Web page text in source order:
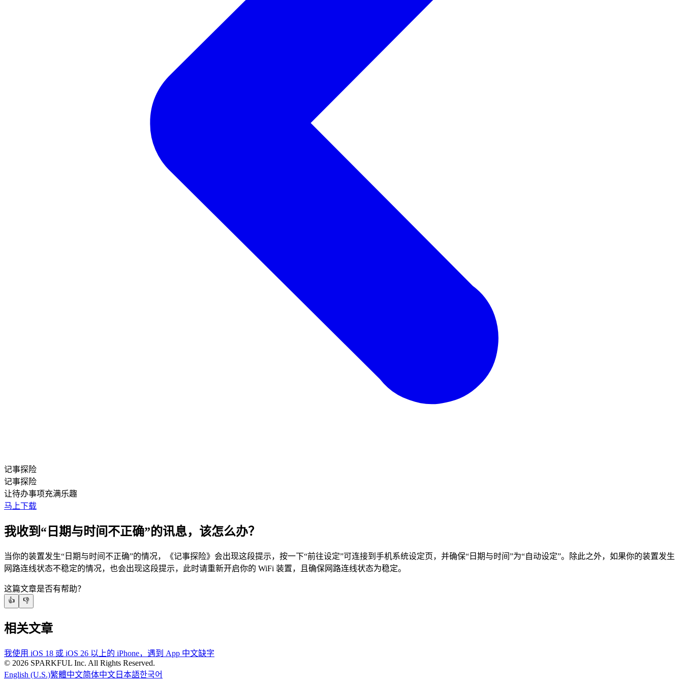
记事探险
记事探险
让待办事项充满乐趣
马上下载
我收到“日期与时间不正确”的讯息，该怎么办？
当你的装置发生“日期与时间不正确”的情况，《记事探险》会出现这段提示，按一下“前往设定”可连接到手机系统设定页，并确保“日期与时间”为“自动设定”。除此之外，如果你的装置发生
网路连线状态不稳定的情况，也会出现这段提示，此时请重新开启你的 WiFi 装置，且确保网路连线状态为稳定。
这篇文章是否有帮助？
👍 👎
相关文章
我使用 iOS 18 或 iOS 26 以上的 iPhone，遇到 App 中文缺字
© 2026 SPARKFUL Inc. All Rights Reserved.
English (U.S.)繁體中文简体中文 日本語한국어